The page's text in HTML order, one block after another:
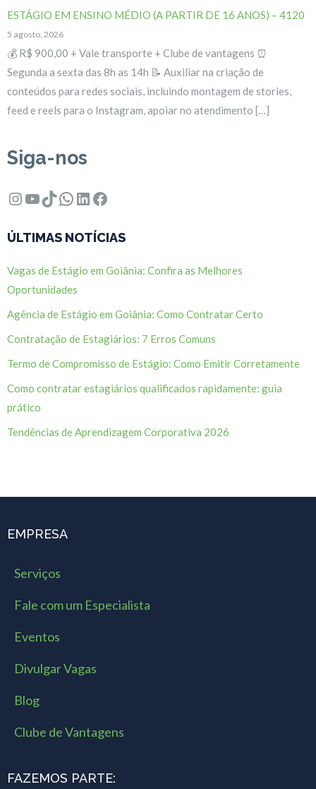
ESTÁGIO EM ENSINO MÉDIO (A PARTIR DE 16 ANOS) – 4120
5 agosto, 2026
💰 R$ 900,00 + Vale transporte + Clube de vantagens ⏰
Segunda a sexta das 8h as 14h 📝 Auxiliar na criação de
conteúdos para redes sociais, incluindo montagem de stories,
feed e reels para o Instagram, apoiar no atendimento […]
Siga-nos
Instagram
Youtube
TikTok
WhatsApp
LinkedIn
Facebook
ÚLTIMAS NOTÍCIAS
Vagas de Estágio em Goiânia: Confira as Melhores
Oportunidades
Agência de Estágio em Goiânia: Como Contratar Certo
Contratação de Estagiários: 7 Erros Comuns
Termo de Compromisso de Estágio: Como Emitir Corretamente
Como contratar estagiários qualificados rapidamente: guia
prático
Tendências de Aprendizagem Corporativa 2026
EMPRESA
Serviços
Fale com um Especialista
Eventos
Divulgar Vagas
Blog
Clube de Vantagens
FAZEMOS PARTE: